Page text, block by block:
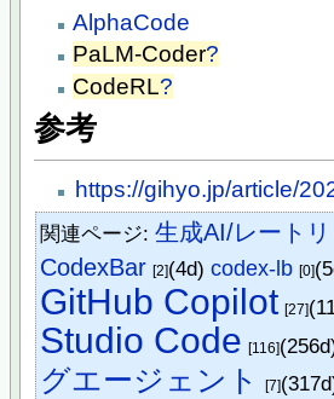
AlphaCode
PaLM-Coder?
CodeRL?
参考
https://gihyo.jp/article/
関連ページ:生成AI/レート
CodexBar [2](4d)codex-lb [0]
GitHub Copilot [27]
Studio Code [116]
グエージェント [7]